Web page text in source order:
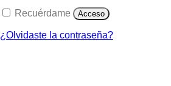
Recuérdame Acceso
¿Olvidaste la contraseña?